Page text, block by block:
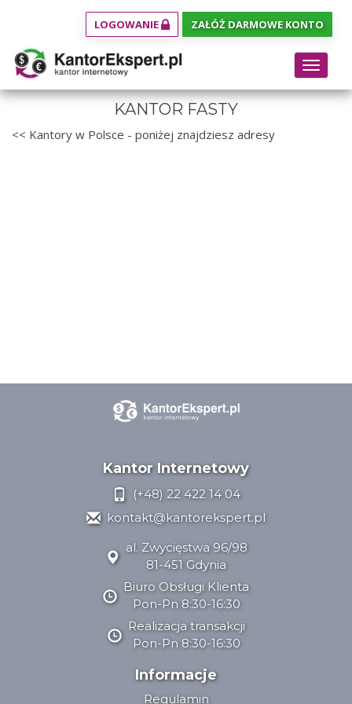
LOGOWANIE ZAŁÓŻ DARMOWE KONTO
Toggle
KANTOR FASTY
<< Kantory w Polsce - poniżej znajdziesz adresy
Kantor Internetowy
(+48) 22 422 14 04
kontakt@kantorekspert.pl
al. Zwycięstwa 96/98
81-451 Gdynia
Biuro Obsługi Klienta
Pon-Pn 8:30-16:30
Realizacja transakcji
Pon-Pn 8:30-16:30
Informacje
Regulamin